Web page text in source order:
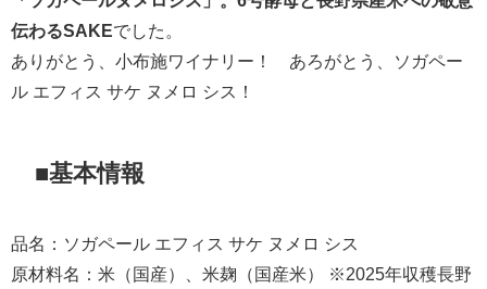
伝わるSAKEでした。
ありがとう、小布施ワイナリー！ あろがとう、ソガペー
ル エフィス サケ ヌメロ シス！
■基本情報
品名：ソガペール エフィス サケ ヌメロ シス
原材料名：米（国産）、米麹（国産米） ※2025年収穫長野